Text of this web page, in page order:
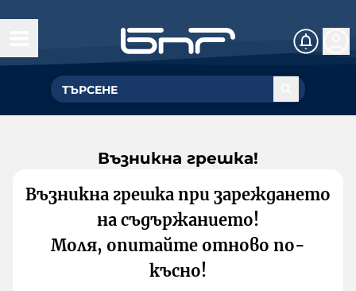
Възникна грешка!
Възникна грешка при зареждането
на съдържанието!
Моля, опитайте отново по-
късно!